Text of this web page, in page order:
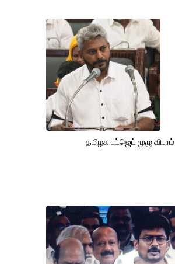
தமிழக பட்ஜெட் முழு விபரம்